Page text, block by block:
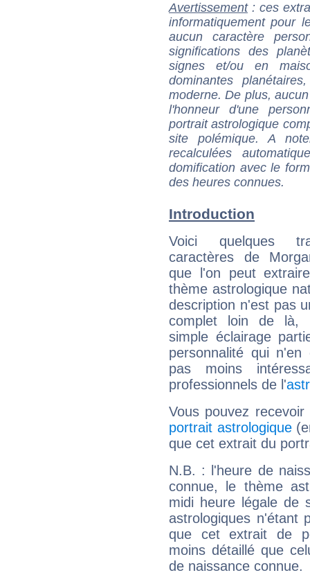
Avertissement: ces
informatiquement pour
aucun caractère
significations des
signes et/ou en
dominantes
moderne. De plus,
l'honneur d'une
portrait astrologique
site polémique. A
recalculées
domification avec le
des heures connues.
Introduction
Voici quelques
caractères de
que l'on peut
thème astrologique
description n'est pas
complet loin de là,
simple éclairage
personnalité qui n'en
pas moins
professionnels de l'
Vous pouvez
portrait astrologique
que cet extrait du
N.B. : l'heure de
connue, le thème
midi heure légale de
astrologiques n'étant
que cet extrait de
moins détaillé que
de naissance connue.